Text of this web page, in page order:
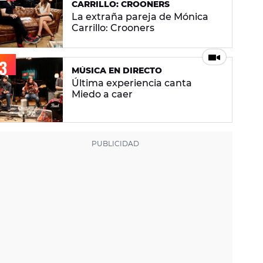
CARRILLO: CROONERS
La extraña pareja de Mónica
Carrillo: Crooners
MÚSICA EN DIRECTO
Última experiencia canta
Miedo a caer